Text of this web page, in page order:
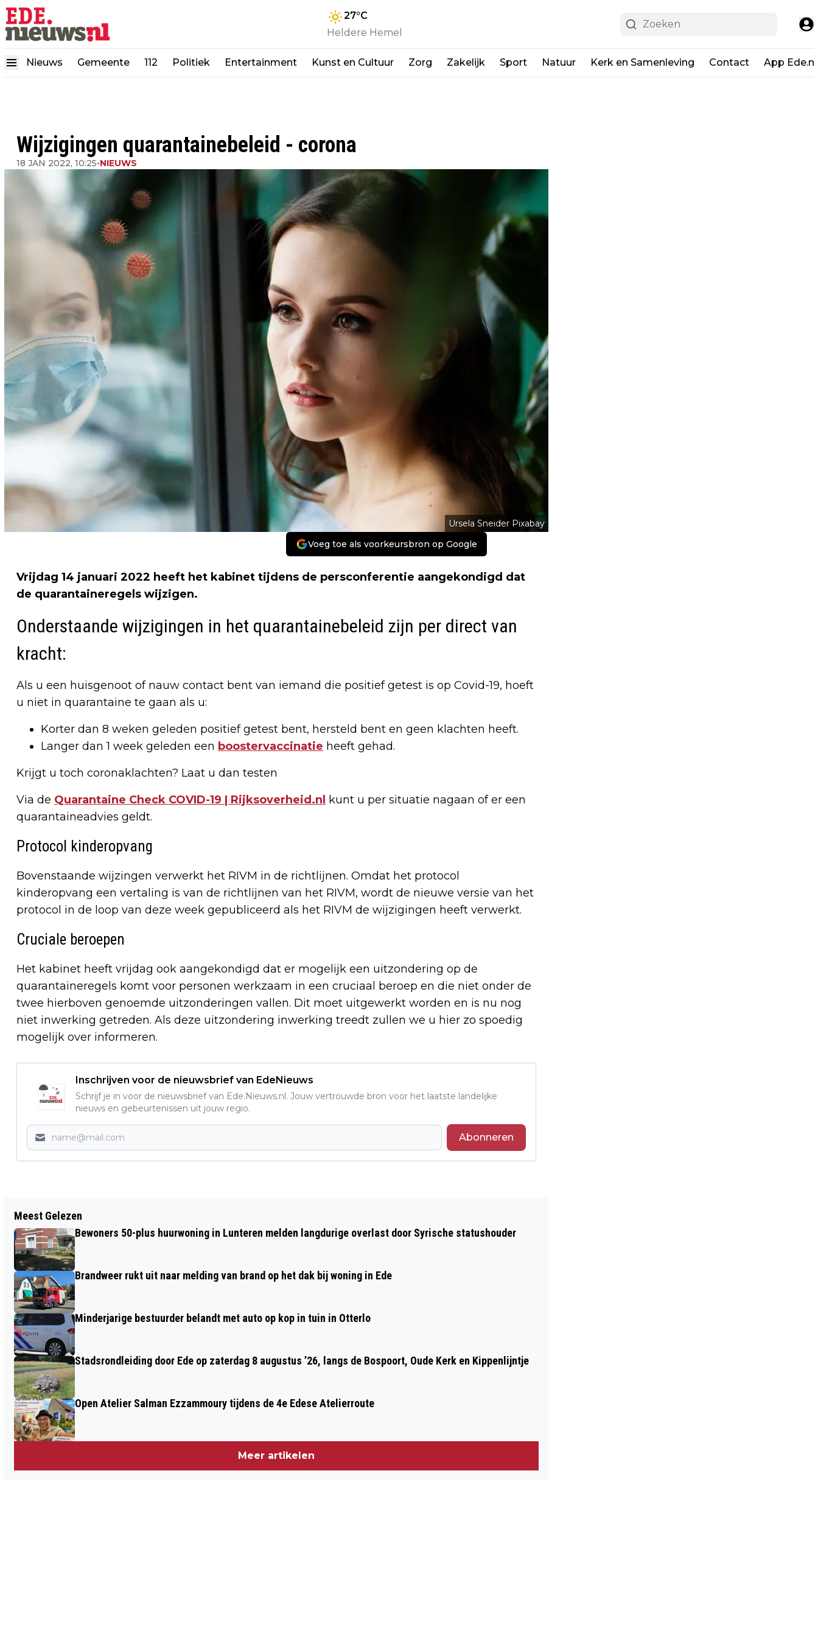
27°C
Heldere Hemel
Nieuws Gemeente 112 Politiek Entertainment Kunst en Cultuur Zorg Zakelijk Sport Natuur Kerk en Samenleving Contact App
Wijzigingen quarantainebeleid - corona
18 JAN 2022, 10:25•NIEUWS
Ursela Sneider Pixabay
Voeg toe als voorkeursbron op Google
Vrijdag 14 januari 2022 heeft het kabinet tijdens de persconferentie aangekondigd dat
de quarantaineregels wijzigen.
Onderstaande wijzigingen in het quarantainebeleid zijn per direct van
kracht:
Als u een huisgenoot of nauw contact bent van iemand die positief getest is op Covid-19, hoeft
u niet in quarantaine te gaan als u:
Korter dan 8 weken geleden positief getest bent, hersteld bent en geen klachten heeft.
Langer dan 1 week geleden een boostervaccinatie heeft gehad.
Krijgt u toch coronaklachten? Laat u dan testen
Via de Quarantaine Check COVID-19 | Rijksoverheid.nl
kunt u per situatie nagaan of er een
quarantaineadvies geldt.
Protocol kinderopvang
Bovenstaande wijzingen verwerkt het RIVM in de richtlijnen. Omdat het protocol
kinderopvang een vertaling is van de richtlijnen van het RIVM, wordt de nieuwe versie van het
protocol in de loop van deze week gepubliceerd als het RIVM de wijzigingen heeft verwerkt.
Cruciale beroepen
Het kabinet heeft vrijdag ook aangekondigd dat er mogelijk een uitzondering op de
quarantaineregels komt voor personen werkzaam in een cruciaal beroep en die niet onder de
twee hierboven genoemde uitzonderingen vallen. Dit moet uitgewerkt worden en is nu nog
niet inwerking getreden. Als deze uitzondering inwerking treedt zullen we u hier zo spoedig
mogelijk over informeren.
Inschrijven voor de nieuwsbrief van EdeNieuws
Schrijf je in voor de nieuwsbrief van Ede.Nieuws.nl. Jouw vertrouwde bron voor het laatste landelijke
nieuws en gebeurtenissen uit jouw regio.
Abonneren
ROADMAP TO FREEDOM STOPT MET
CONCERTEN IN HUIS KERNHEM
KANS OP AUTOSCHADE
Meest Gelezen
Bewoners 50-plus huurwoning in Lunteren melden langdurige overlast door Syrische statushouder
Brandweer rukt uit naar melding van brand op het dak bij woning in Ede
Minderjarige bestuurder belandt met auto op kop in tuin in Otterlo
Stadsrondleiding door Ede op zaterdag 8 augustus ’26, langs de Bospoort, Oude Kerk en Kippenlijntje
Open Atelier Salman Ezzammoury tijdens de 4e Edese Atelierroute
Meer artikelen